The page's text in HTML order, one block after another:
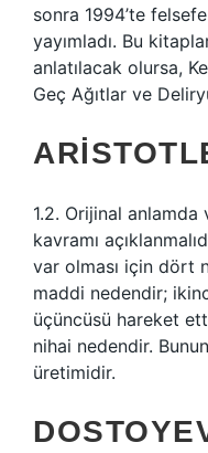
sonra 1994’te
yayımladı. Bu
anlatılacak olursa,
Geç Ağıtlar ve
1.2. Orijinal
kavramı
var olması için dört
maddi nedendir;
üçüncüsü hareket
nihai nedendir.
üretimidir.